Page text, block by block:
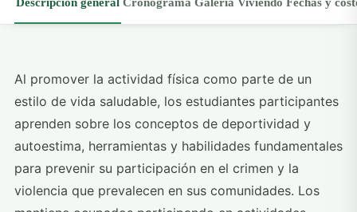
Al promover la actividad física como parte de un
estilo de vida saludable, los estudiantes participantes
aprenden sobre los conceptos de deportividad y
autoestima, herramientas y habilidades fundamentales
para prevenir su participación en el crimen y la
violencia que prevalecen en sus comunidades. Los